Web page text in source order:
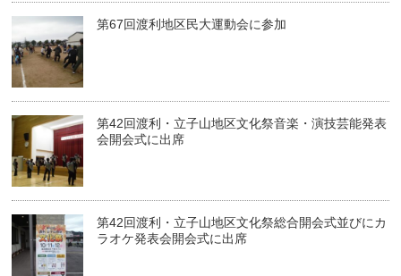
第67回渡利地区民大運動会に参加
第42回渡利・立子山地区文化祭音楽・演技芸能発表
会開会式に出席
第42回渡利・立子山地区文化祭総合開会式並びにカ
ラオケ発表会開会式に出席